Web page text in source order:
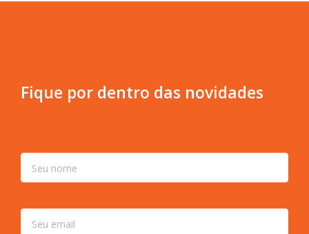
Fique por dentro das novidades